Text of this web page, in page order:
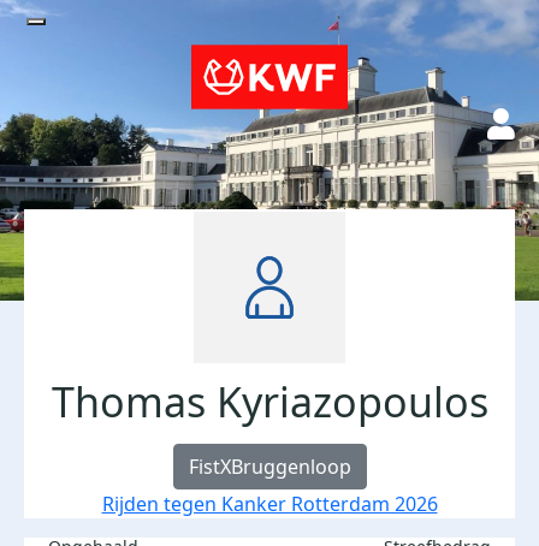
Thomas Kyriazopoulos
FistXBruggenloop
Rijden tegen Kanker Rotterdam 2026